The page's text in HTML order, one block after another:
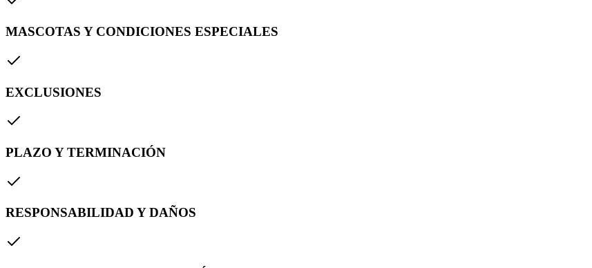
MASCOTAS Y CONDICIONES ESPECIALES
EXCLUSIONES
PLAZO Y TERMINACIÓN
RESPONSABILIDAD Y DAÑOS